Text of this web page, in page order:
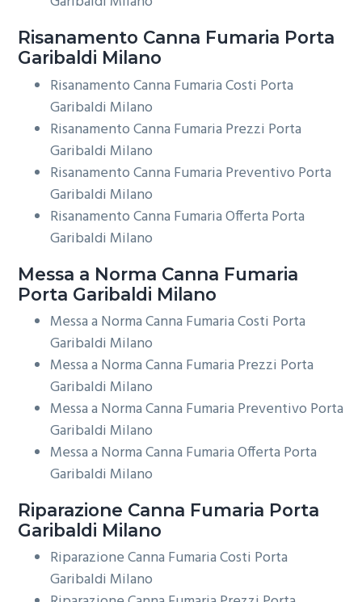
Risanamento Canna Fumaria Porta
Garibaldi Milano
Risanamento Canna Fumaria Costi Porta
Garibaldi Milano
Risanamento Canna Fumaria Prezzi Porta
Garibaldi Milano
Risanamento Canna Fumaria Preventivo Porta
Garibaldi Milano
Risanamento Canna Fumaria Offerta Porta
Garibaldi Milano
Messa a Norma Canna Fumaria
Porta Garibaldi Milano
Messa a Norma Canna Fumaria Costi Porta
Garibaldi Milano
Messa a Norma Canna Fumaria Prezzi Porta
Garibaldi Milano
Messa a Norma Canna Fumaria Preventivo Porta
Garibaldi Milano
Messa a Norma Canna Fumaria Offerta Porta
Garibaldi Milano
Riparazione Canna Fumaria Porta
Garibaldi Milano
Riparazione Canna Fumaria Costi Porta
Garibaldi Milano